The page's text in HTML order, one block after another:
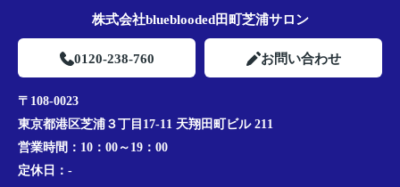
株式会社blueblooded田町芝浦サロン
0120-238-760 お問い合わせ
〒108-0023
東京都港区芝浦３丁目17-11 天翔田町ビル 211
営業時間： 10：00～19：00
定休日： -